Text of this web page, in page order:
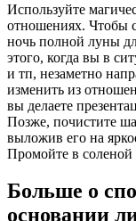
Используйте
отношениях. Чтобы
ночь полной луны
этого, когда вы в
и тп, незаметно
изменить из
вы делаете
Позже, почистите
выложив его на
Промойте в соленой
Больше о
основании